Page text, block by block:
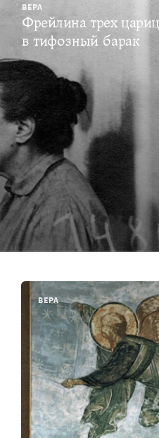
ВЕРА
Фрейлина трех
в тифозный барак
ВЕРА